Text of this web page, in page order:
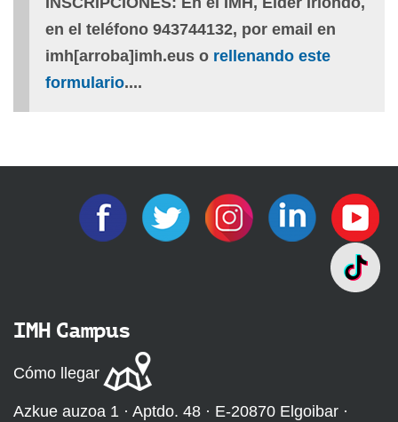
en el teléfono 943744132, por email en
imh[arroba]imh.eus o rellenando este
formulario....
IMH Campus
Cómo llegar
Azkue auzoa 1 · Aptdo. 48 · E-20870 Elgoibar ·